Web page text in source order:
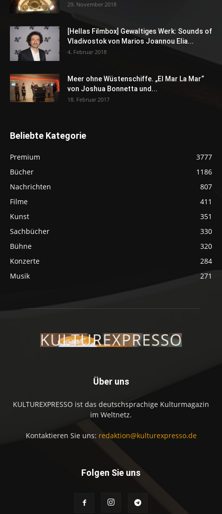
29. November 2018
[Hellas Filmbox] Gewaltiges Werk: Sounds of
Vladivostok von Marios Joannou Elia...
4. Februar 2018
Meer ohne Wüstenschiffe. „El Mar La Mar“
von Joshua Bonnetta und...
18. Februar 2017
Beliebte Kategorie
Premium
3777
Bücher
1186
Nachrichten
807
Filme
411
Kunst
351
Sachbücher
330
Bühne
320
Konzerte
284
Musik
271
Über uns
KULTUREXPRESSO ist das deutschsprachige Kulturmagazin
im Weltnetz.
Kontaktieren Sie uns: redaktion@kulturexpresso.de
Folgen Sie uns